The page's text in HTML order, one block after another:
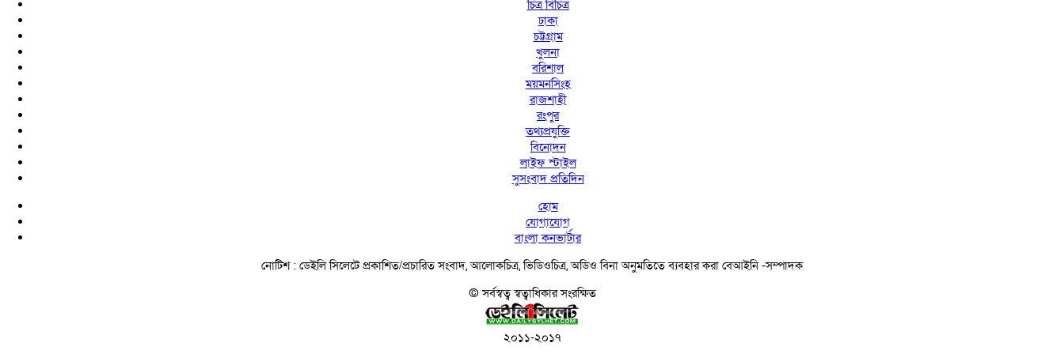
চিত্র বিচিত্র
ঢাকা
চট্টগ্রাম
খুলনা
বরিশাল
ময়মনসিংহ
রাজশাহী
রংপুর
তথ্যপ্রযুক্তি
বিনোদন
লাইফ স্টাইল
সুসংবাদ প্রতিদিন
হোম
যোগাযোগ
বাংলা কনভার্টার
নোটিশ : ডেইলি সিলেটে প্রকাশিত/প্রচারিত সংবাদ, আলোকচিত্র, ভিডিওচিত্র, অডিও বিনা অনুমতিতে ব্যবহার করা বেআইনি -সম্পাদক
© সর্বস্বত্ব স্বত্বাধিকার সংরক্ষিত
২০১১-২০১৭